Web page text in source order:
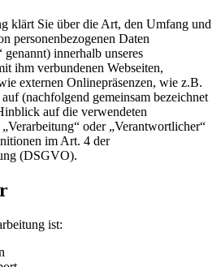
klärt Sie über die Art, den Umfang und
personenbezogenen Daten
innerhalb unseres
ihm verbundenen Webseiten,
externen Onlinepräsenzen, wie z.B.
(nachfolgend gemeinsam bezeichnet
auf die verwendeten
oder „Verantwortlicher“
im Art. 4 der
(DSGVO).
ist: